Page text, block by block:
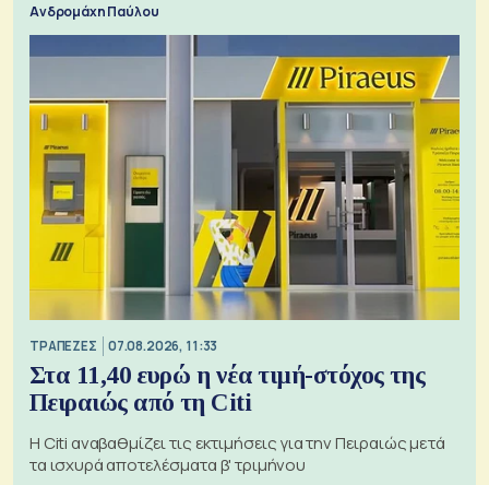
Ανδρομάχη Παύλου
ΤΡΑΠΕΖΕΣ 07.08.2026, 11:33
Στα 11,40 ευρώ η νέα τιμή-στόχος της
Πειραιώς από τη Citi
Η Citi αναβαθμίζει τις εκτιμήσεις για την Πειραιώς μετά
τα ισχυρά αποτελέσματα β' τριμήνου